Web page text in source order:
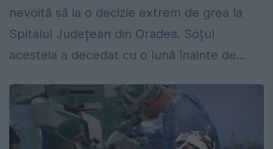
nevoită să ia o decizie extrem de grea la
Spitalul Județean din Oradea. Soțul
acesteia a decedat cu o lună înainte de...